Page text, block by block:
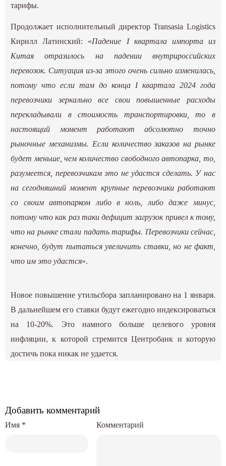
тарифы.
Продолжает исполнительный директор Transasia Logistics
Кирилл Латинский: «Падение I квартала импорта из
Китая отразилось на падении внутрироссийских
перевозок. Ситуация из-за этого очень сильно изменилась,
потому что если там до конца I квартала 2024 года
перевозчики зеркально все свои повышенные расходы
перекладывали в стоимость транспортировки, то в
настоящий момент работают абсолютно точно
рыночные механизмы. Если количество заказов на рынке
будет меньше, чем количество свободного автопарка, то,
разумеется, перевозчикам это не удастся сделать. У нас
на сегодняшний момент крупные перевозчики работают
со своим автопарком либо в ноль, либо даже минус,
потому что как раз таки дефицит загрузок привел к тому,
что на рынке стали падать тарифы. Перевозчики сейчас,
конечно, будут пытаться увеличить ставки, но не факт,
что им это удастся».
Новое повышение утильсбора запланировано на 1 января.
В дальнейшем его ставки будут ежегодно индексироваться
на 10-20%. Это намного больше целевого уровня
инфляции, к которой стремится Центробанк и которую
достичь пока никак не удается.
Добавить комментарий
Комментарий
Имя *